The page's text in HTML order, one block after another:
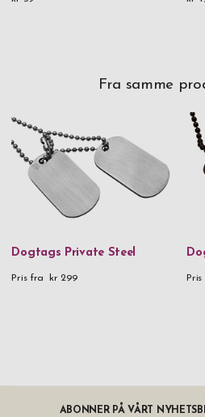
Fra samme
Dogtags Private Steel
Pris fra kr 299
ABONNER PÅ VÅRT